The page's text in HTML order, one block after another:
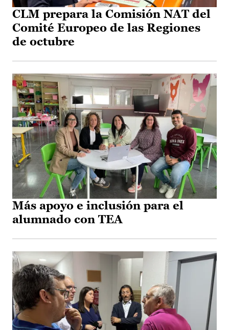
CLM prepara la Comisión NAT del
Comité Europeo de las Regiones
de octubre
Más apoyo e inclusión para el
alumnado con TEA